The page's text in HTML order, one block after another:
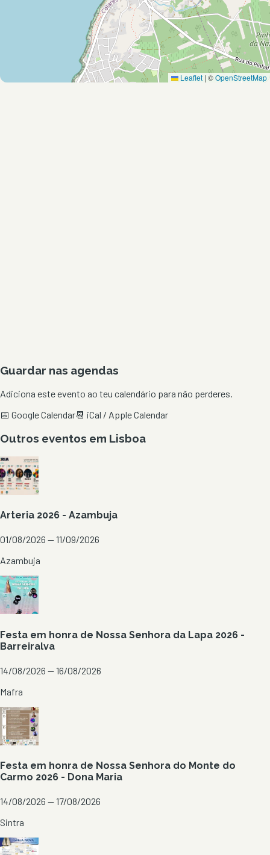
Leaflet | ©OpenStreetMap
Guardar nas agendas
Adiciona este evento ao teu calendário para não perderes.
📅 Google Calendar📆 iCal / Apple Calendar
Outros eventos em Lisboa
Arteria 2026 - Azambuja
01/08/2026 — 11/09/2026
Azambuja
Festa em honra de Nossa Senhora da Lapa 2026 -
Barreiralva
14/08/2026 — 16/08/2026
Mafra
Festa em honra de Nossa Senhora do Monte do
Carmo 2026 - Dona Maria
14/08/2026 — 17/08/2026
Sintra